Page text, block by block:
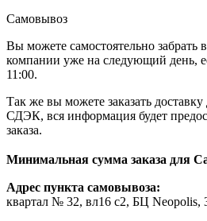
Самовывоз
Вы можете самостоятельно забрать
компании уже на следующий день,
11:00.
Так же вы можете заказать
СДЭК, вся информация будет
заказа.
Минимальная сумма заказа для
Адрес пункта самовывоза:
квартал № 32, вл16 с2, БЦ Neopolis,